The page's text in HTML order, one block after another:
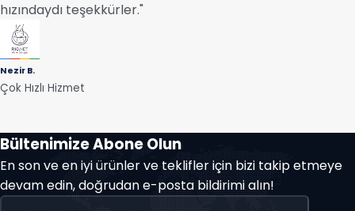
hızındaydı teşekkürler."
Nezir B.
Çok Hızlı Hizmet
Bültenimize Abone Olun
En son ve en iyi ürünler ve teklifler için bizi takip etmeye
devam edin, doğrudan e-posta bildirimi alın!